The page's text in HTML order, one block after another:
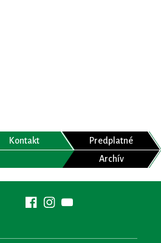
Kontakt
Predplatné
Archív